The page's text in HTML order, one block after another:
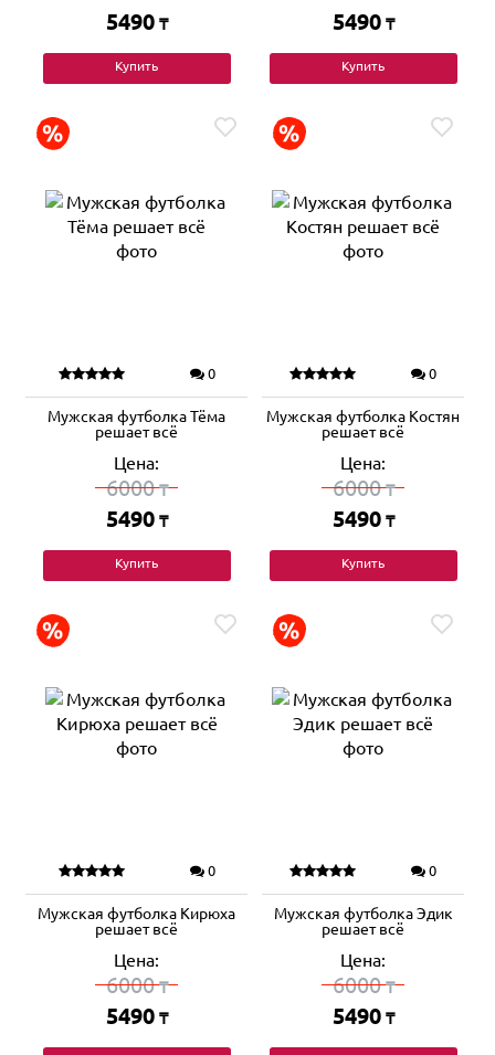
5490 ₸
Купить
5490 ₸
Купить
0
Мужская футболка Тёма
решает всё
Цена:
6000₸
5490 ₸
Купить
0
Мужская футболка Костян
решает всё
Цена:
6000₸
5490 ₸
Купить
0
Мужская футболка Кирюха
решает всё
Цена:
6000₸
5490 ₸
0
Мужская футболка Эдик
решает всё
Цена:
6000₸
5490 ₸